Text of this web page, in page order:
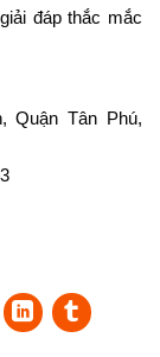
đáp thắc mắc
Quận Tân Phú,